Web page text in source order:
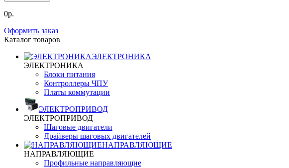
0р.
Оформить заказ
Каталог товаров
ЭЛЕКТРОНИКА
ЭЛЕКТРОНИКА
Блоки питания
Контроллеры ЧПУ
Платы коммутации
ЭЛЕКТРОПРИВОД
ЭЛЕКТРОПРИВОД
Шаговые двигатели
Драйверы шаговых двигателей
НАПРАВЛЯЮЩИЕ
НАПРАВЛЯЮЩИЕ
Профильные направляющие